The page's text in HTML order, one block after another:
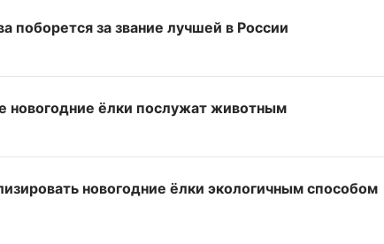
поборется за звание лучшей в России
новогодние ёлки послужат животным
новогодние ёлки экологичным способом